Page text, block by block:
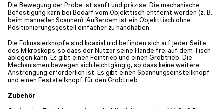
Die Bewegung der Probe ist sanft und präzise. Die mechanische
Befestigung kann bei Bedarf vom Objekttisch entfernt werden (z. B.
beim manuellen Scannen). Außerdem ist ein Objekttisch ohne
Positionierungsgestell einfacher zu handhaben.
Die Fokussierknöpfe sind koaxial und befinden sich auf jeder Seite
des Mikroskops, so dass der Nutzer seine Hände frei auf dem Tisch
ablegen kann. Es gibt einen Feintrieb und einen Grobtrieb. Die
Mechanismen bewegen sich leichtgängig, so dass keine weitere
Anstrengung erforderlich ist. Es gibt einen Spannungseinstellknopf
und einen Feststellknopf für den Grobtrieb.
Zubehör